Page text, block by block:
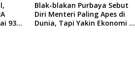
93
Blak-blakan Purbaya Sebut
Diri Menteri Paling Apes di
Dunia, Tapi Yakin Ekonomi RI